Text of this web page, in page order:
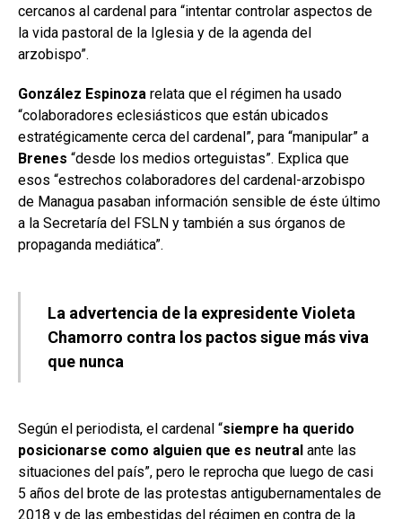
cercanos al cardenal para “intentar controlar aspectos de
la vida pastoral de la Iglesia y de la agenda del
arzobispo”.
González Espinoza relata que el régimen ha usado
“colaboradores eclesiásticos que están ubicados
estratégicamente cerca del cardenal”, para “manipular” a
Brenes “desde los medios orteguistas”. Explica que
esos “estrechos colaboradores del cardenal-arzobispo
de Managua pasaban información sensible de éste último
a la Secretaría del FSLN y también a sus órganos de
propaganda mediática”.
La advertencia de la expresidente Violeta
Chamorro contra los pactos sigue más viva
que nunca
Según el periodista, el cardenal “siempre ha querido
posicionarse como alguien que es neutral ante las
situaciones del país”, pero le reprocha que luego de casi
5 años del brote de las protestas antigubernamentales de
2018 y de las embestidas del régimen en contra de la